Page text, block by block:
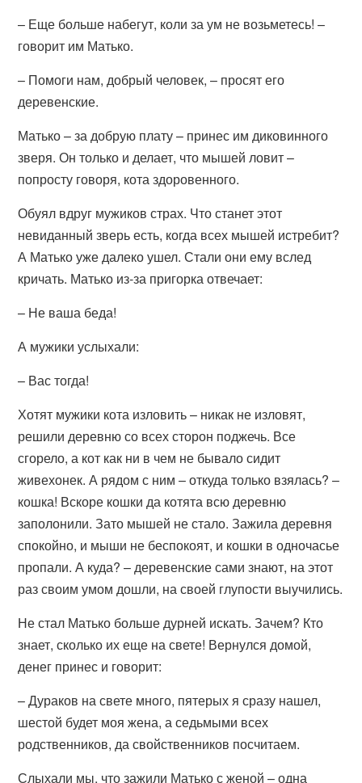
– Еще больше набегут, коли за ум не возьметесь! –
говорит им Матько.
– Помоги нам, добрый человек, – просят его
деревенские.
Матько – за добрую плату – принес им диковинного
зверя. Он только и делает, что мышей ловит –
попросту говоря, кота здоровенного.
Обуял вдруг мужиков страх. Что станет этот
невиданный зверь есть, когда всех мышей истребит?
А Матько уже далеко ушел. Стали они ему вслед
кричать. Матько из-за пригорка отвечает:
– Не ваша беда!
А мужики услыхали:
– Вас тогда!
Хотят мужики кота изловить – никак не изловят,
решили деревню со всех сторон поджечь. Все
сгорело, а кот как ни в чем не бывало сидит
живехонек. А рядом с ним – откуда только взялась? –
кошка! Вскоре кошки да котята всю деревню
заполонили. Зато мышей не стало. Зажила деревня
спокойно, и мыши не беспокоят, и кошки в одночасье
пропали. А куда? – деревенские сами знают, на этот
раз своим умом дошли, на своей глупости выучились.
Не стал Матько больше дурней искать. Зачем? Кто
знает, сколько их еще на свете! Вернулся домой,
денег принес и говорит:
– Дураков на свете много, пятерых я сразу нашел,
шестой будет моя жена, а седьмыми всех
родственников, да свойственников посчитаем.
Слыхали мы, что зажили Матько с женой – одна